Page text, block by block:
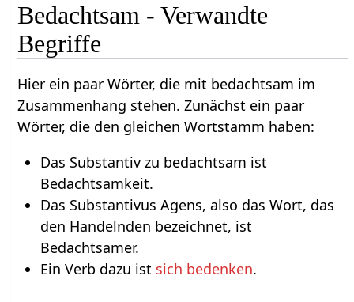
Bedachtsam - Verwandte
Begriffe
Hier ein paar Wörter, die mit bedachtsam im
Zusammenhang stehen. Zunächst ein paar
Wörter, die den gleichen Wortstamm haben:
Das Substantiv zu bedachtsam ist
Bedachtsamkeit.
Das Substantivus Agens, also das Wort, das
den Handelnden bezeichnet, ist
Bedachtsamer.
Ein Verb dazu ist sich bedenken.